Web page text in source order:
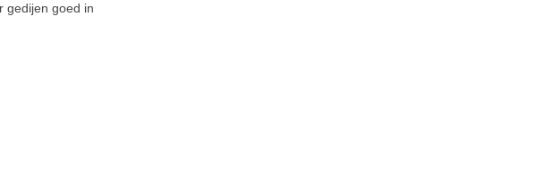
gedijen goed in